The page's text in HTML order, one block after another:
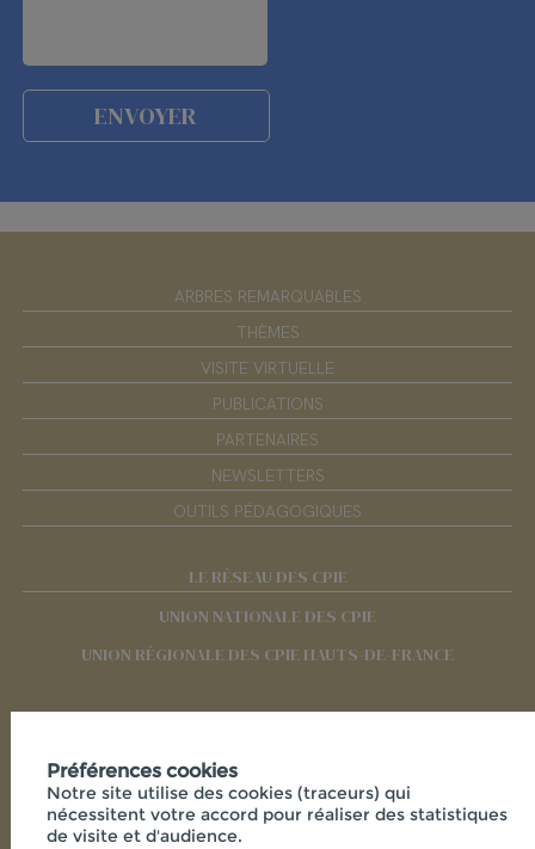
ARBRES REMARQUABLES
THÈMES
VISITE VIRTUELLE
PUBLICATIONS
PARTENAIRES
NEWSLETTERS
OUTILS PÉDAGOGIQUES
LE RÉSEAU DES CPIE
UNION NATIONALE DES CPIE
UNION RÉGIONALE DES CPIE HAUTS-DE-FRANCE
Préférences cookies
Notre site utilise des cookies (traceurs) qui
nécessitent votre accord pour réaliser des statistiques
de visite et d'audience.